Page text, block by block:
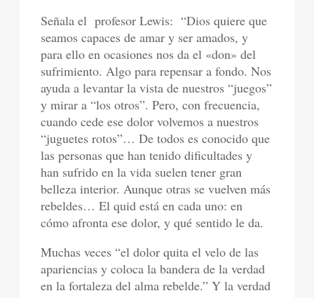
Señala el profesor Lewis: “Dios quiere que
seamos capaces de amar y ser amados, y
para ello en ocasiones nos da el «don» del
sufrimiento. Algo para repensar a fondo. Nos
ayuda a levantar la vista de nuestros “juegos”
y mirar a “los otros”. Pero, con frecuencia,
cuando cede ese dolor volvemos a nuestros
“juguetes rotos”… De todos es conocido que
las personas que han tenido dificultades y
han sufrido en la vida suelen tener gran
belleza interior. Aunque otras se vuelven más
rebeldes… El quid está en cada uno: en
cómo afronta ese dolor, y qué sentido le da.
Muchas veces “el dolor quita el velo de las
apariencias y coloca la bandera de la verdad
en la fortaleza del alma rebelde.” Y la verdad